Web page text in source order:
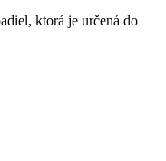
ktorá je určená do